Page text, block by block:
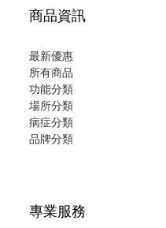
商品資訊
最新優惠
所有商品
功能分類
場所分類
病症分類
品牌分類
專業服務